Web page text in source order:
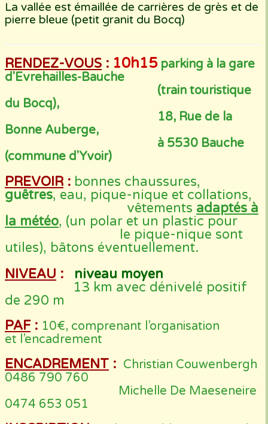
La vallée est émaillée de carrières de grès et de
pierre bleue (petit granit du Bocq)
RENDEZ-VOUS : 10h15 parking à la gare
d'Evrehailles-Bauche
(train touristique
du Bocq),
18, Rue de la
Bonne Auberge,
à 5530 Bauche
(commune d'Yvoir)
PREVOIR : bonnes chaussures,
guêtres, eau, pique-nique et collations,
vêtements adaptés à
la météo, (un polar et un plastic pour
le pique-nique sont
utiles), bâtons éventuellement.
NIVEAU :
niveau moyen
13 km avec dénivelé positif
de 290 m
PAF: 10€, comprenant l’organisation
et l’encadrement
ENCADREMENT : Christian Couwenbergh
0486 790 760
Michelle De Maeseneire
0474 653 051